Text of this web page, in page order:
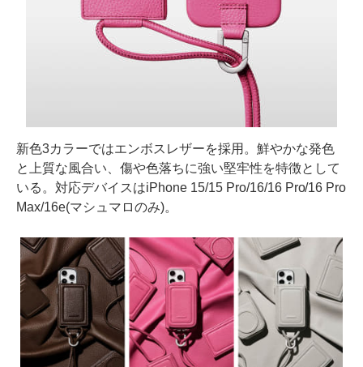
新色3カラーではエンボスレザーを採用。鮮やかな発色
と上質な風合い、傷や色落ちに強い堅牢性を特徴として
いる。対応デバイスはiPhone 15/15 Pro/16/16 Pro/16 Pro
Max/16e(マシュマロのみ)。